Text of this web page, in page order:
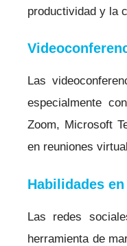
productividad y la
Las
especialmente
Zoom, Microsoft
en reuniones
Habilidades
Las redes
herramienta de